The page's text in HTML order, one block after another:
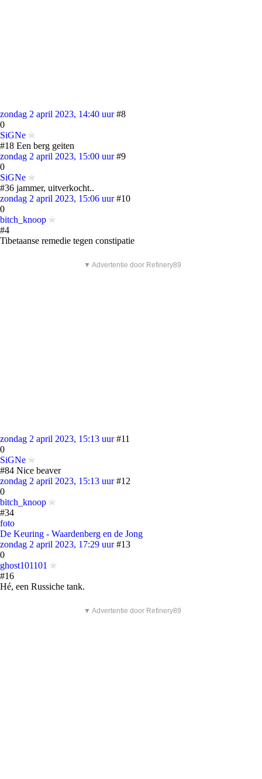
zondag 2 april 2023, 14:40 uur #8
0
SiGNe
#18 Een berg geiten
zondag 2 april 2023, 15:00 uur #9
0
SiGNe
#36 jammer, uitverkocht..
zondag 2 april 2023, 15:06 uur #10
0
bitch_knoop
#4
Tibetaanse remedie tegen constipatie
▼ Advertentie door Refinery89
zondag 2 april 2023, 15:13 uur #11
0
SiGNe
#84 Nice beaver
zondag 2 april 2023, 15:13 uur #12
0
bitch_knoop
#34
foto
De Keuring - Waardenberg en de Jong
zondag 2 april 2023, 17:29 uur #13
0
ghost101101
#16
Hé, een Russiche tank.
▼ Advertentie door Refinery89